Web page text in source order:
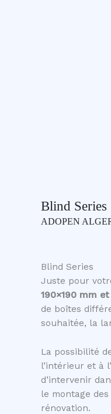
Blind Series
ADOPEN
Blind Series
Juste pour
190×190 mm
de boîtes
souhaitée, la
La possibilité
l’intérieur et à
d’intervenir
le montage
rénovation.